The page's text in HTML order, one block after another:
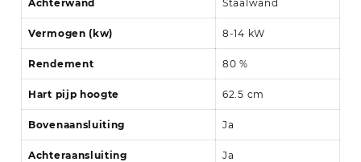
Achterwand Staalwand
Vermogen (kw) 8-14 kW
Rendement 80 %
Hart pijp hoogte 62.5 cm
Bovenaansluiting Ja
Achteraansluiting Ja